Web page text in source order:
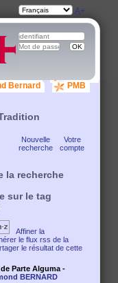
osti.org
Bernard
PMB
Nouvelle
recherche
Votre
compte
la recherche
sur le tag
Affiner la
le flux rss de la
le résultat de cette
Parte Alguma -
BERNARD
A A+